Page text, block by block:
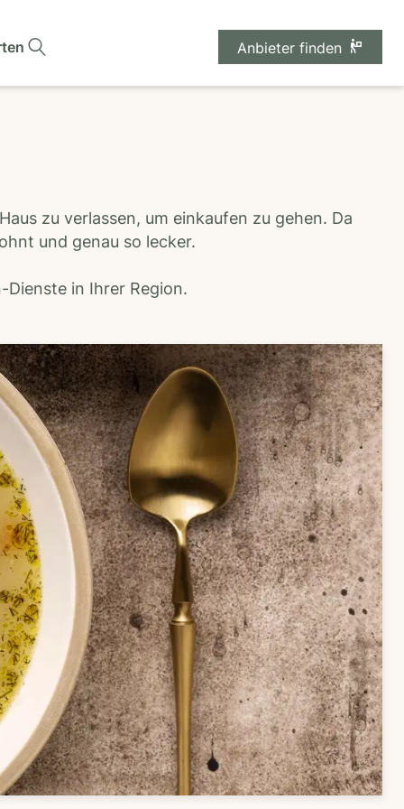
Anbieter finden
zu verlassen, um einkaufen zu gehen. Da
und genau so lecker.
Dienste in Ihrer Region.